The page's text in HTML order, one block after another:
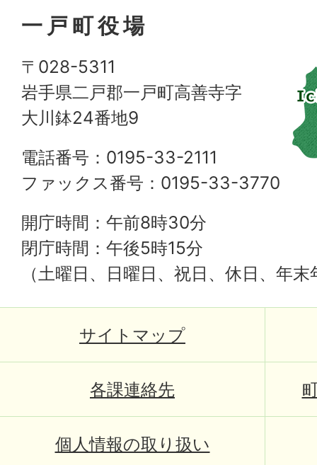
一戸町役場
〒028-5311
岩手県二戸郡一戸町高善寺字
大川鉢24番地9
電話番号：0195-33-2111
ファックス番号：0195-33-3770
開庁時間：午前8時30分
閉庁時間：午後5時15分
（土曜日、日曜日、祝日、休日、年
サイトマップ
各課連絡先
個人情報の取り扱い